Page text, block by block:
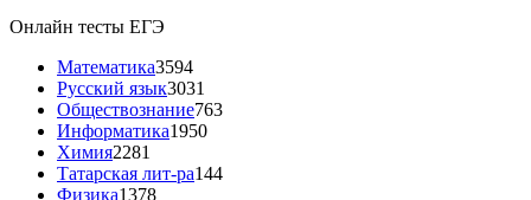
Онлайн тесты ЕГЭ
Математика3594
Русский язык3031
Обществознание763
Информатика1950
Химия2281
Татарская лит-ра144
Физика1378